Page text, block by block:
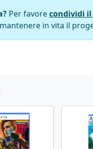
Per favorecondividi
in vita il